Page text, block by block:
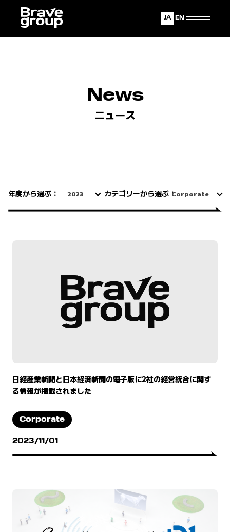
English
Japanese
News
ニュース
年度から選ぶ： 2023 カテゴリーから選ぶ：Corporate
日経産業新聞と日本経済新聞の電子版に2社の経営統合に関す
る情報が掲載されました
Corporate
2023/11/01